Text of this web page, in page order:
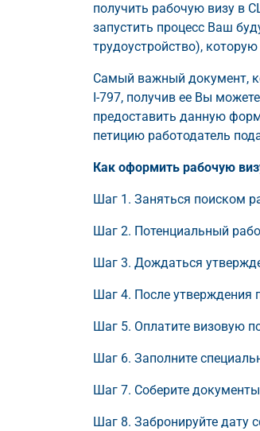
получить рабочую визу в
запустить процесс Ваш
трудоустройство),
Самый важный документ,
I-797, получив ее Вы
предоставить данную
петицию работодатель
Как оформить рабочую
Шаг 1. Заняться поиском
Шаг 2. Потенциальный
Шаг 3. Дождаться
Шаг 4. После утверждения
Шаг 5. Оплатите визовую
Шаг 6. Заполните
Шаг 7. Соберите
Шаг 8. Забронируйте дату